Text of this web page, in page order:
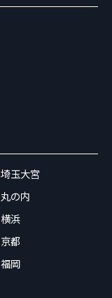
埼玉大宮
丸の内
横浜
京都
福岡